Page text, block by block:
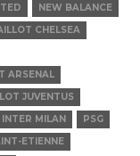
NEW BALANCE
CHELSEA
ARSENAL
JUVENTUS
MILAN
PSG
ETIENNE